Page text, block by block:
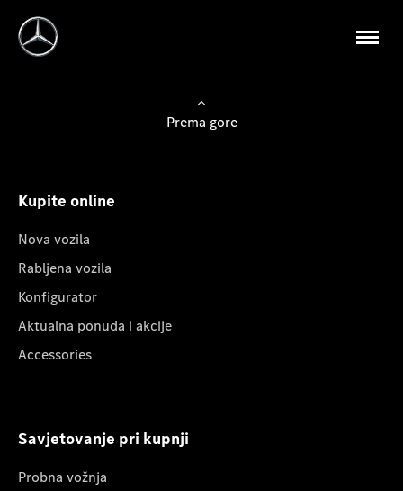
Prema gore
Kupite online
Nova vozila
Rabljena vozila
Konfigurator
Aktualna ponuda i akcije
Accessories
Savjetovanje pri kupnji
Probna vožnja